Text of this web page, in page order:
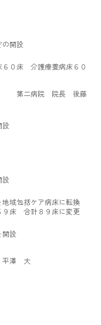
の開設
０床 介護療養病床６０
第二病院 院長 後藤
設
設
域包括ケア病床に転換
９床 合計８９床に変更
設
澤 大